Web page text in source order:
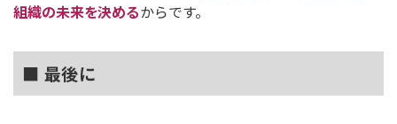
組織の未来を決めるからです。
■ 最後に